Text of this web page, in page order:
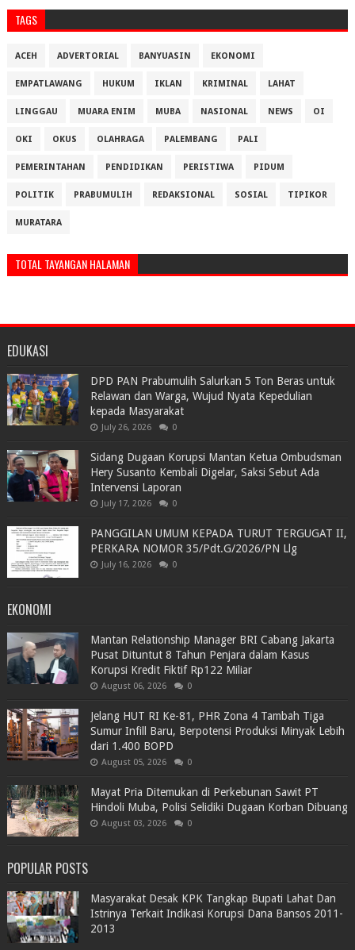
TAGS
ACEH ADVERTORIAL BANYUASIN EKONOMI
EMPATLAWANG HUKUM IKLAN KRIMINAL LAHAT
LINGGAU MUARA ENIM MUBA NASIONAL NEWS OI
OKI OKUS OLAHRAGA PALEMBANG PALI
PEMERINTAHAN PENDIDIKAN PERISTIWA PIDUM
POLITIK PRABUMULIH REDAKSIONAL SOSIAL TIPIKOR
MURATARA
TOTAL TAYANGAN HALAMAN
EDUKASI
DPD PAN Prabumulih Salurkan 5 Ton Beras untuk
Relawan dan Warga, Wujud Nyata Kepedulian
kepada Masyarakat
July 26, 2026 0
Sidang Dugaan Korupsi Mantan Ketua Ombudsman
Hery Susanto Kembali Digelar, Saksi Sebut Ada
Intervensi Laporan
July 17, 2026 0
PANGGILAN UMUM KEPADA TURUT TERGUGAT II,
PERKARA NOMOR 35/Pdt.G/2026/PN Llg
July 16, 2026 0
EKONOMI
Mantan Relationship Manager BRI Cabang Jakarta
Pusat Dituntut 8 Tahun Penjara dalam Kasus
Korupsi Kredit Fiktif Rp122 Miliar
August 06, 2026 0
Jelang HUT RI Ke-81, PHR Zona 4 Tambah Tiga
Sumur Infill Baru, Berpotensi Produksi Minyak Lebih
dari 1.400 BOPD
August 05, 2026 0
Mayat Pria Ditemukan di Perkebunan Sawit PT
Hindoli Muba, Polisi Selidiki Dugaan Korban Dibuang
August 03, 2026 0
POPULAR POSTS
Masyarakat Desak KPK Tangkap Bupati Lahat Dan
Istrinya Terkait Indikasi Korupsi Dana Bansos 2011-
2013